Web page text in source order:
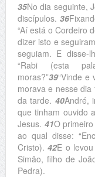
35No dia seguinte,
discípulos. 36
“Aí está o Cordeiro
dizer isto e
seguiam. E disse-
“Rabi (esta
moras?”39“Vinde e
morava e nesse
da tarde. 40André,
que tinham ouvido
Jesus. 41O
ao qual disse:
Cristo).42E o
Simão, filho de
Pedra).